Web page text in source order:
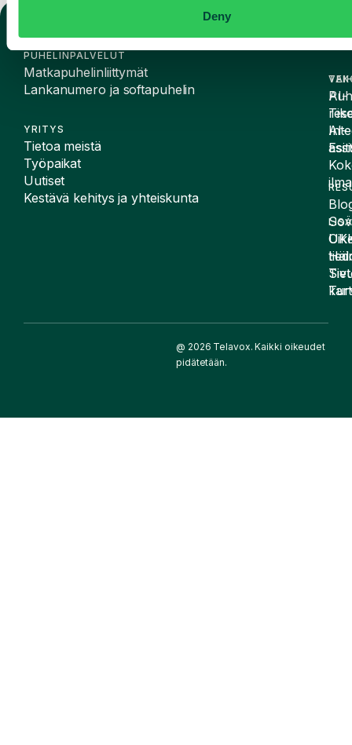
Deny
PUHELINPALVELUT
Matkapuhelinliittymät
Lankanumero ja softapuhelin
YRITYS
Tietoa meistä
Työpaikat
Uutiset
Kestävä kehitys ja yhteiskunta
AI-
AI-
@ 2026 Telavox. Kaikki oikeudet
pidätetään.